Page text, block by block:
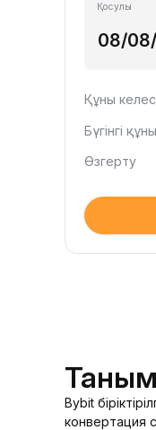
Қосулы
Құны
Бүгінгі құны
Өзгерту
Bybit
конвертация